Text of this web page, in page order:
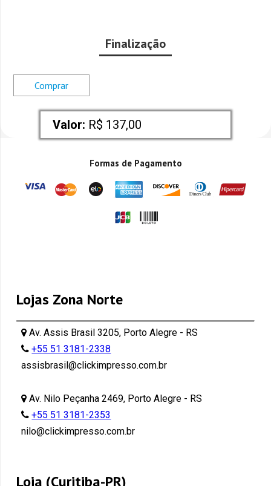
Finalização
Comprar
Valor: R$ 137,00
Formas de Pagamento
Lojas Zona Norte
Av. Assis Brasil 3205, Porto Alegre - RS
+55 51 3181-2338
assisbrasil@clickimpresso.com.br
Av. Nilo Peçanha 2469, Porto Alegre - RS
+55 51 3181-2353
nilo@clickimpresso.com.br
Loja (Curitiba-PR)